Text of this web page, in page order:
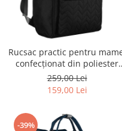
Rucsac practic pentru
confecționat din poliester
negru - Peterson
259,00 Lei
159,00 Lei
-39%